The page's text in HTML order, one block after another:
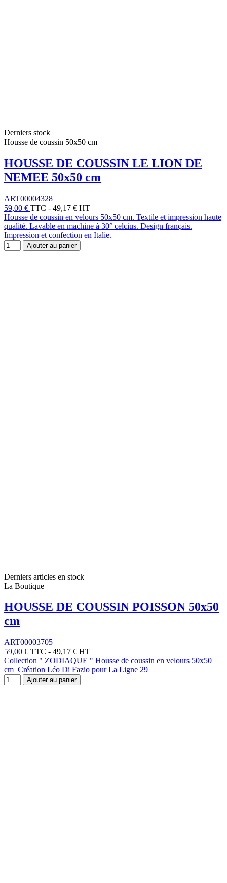
Derniers stock
Housse de coussin 50x50 cm
HOUSSE DE COUSSIN LE LION DE
NEMEE 50x50 cm
ART00004328
59,00 € TTC - 49,17 € HT
Housse de coussin en velours 50x50 cm. Textile et impression haute
qualité. Lavable en machine à 30° celcius. Design français.
Impression et confection en Italie.
Ajouter au panier
Derniers articles en stock
La Boutique
HOUSSE DE COUSSIN POISSON 50x50
cm
ART00003705
59,00 € TTC - 49,17 € HT
Collection " ZODIAQUE " Housse de coussin en velours 50x50
cm Création Léo Di Fazio pour La Ligne 29
Ajouter au panier